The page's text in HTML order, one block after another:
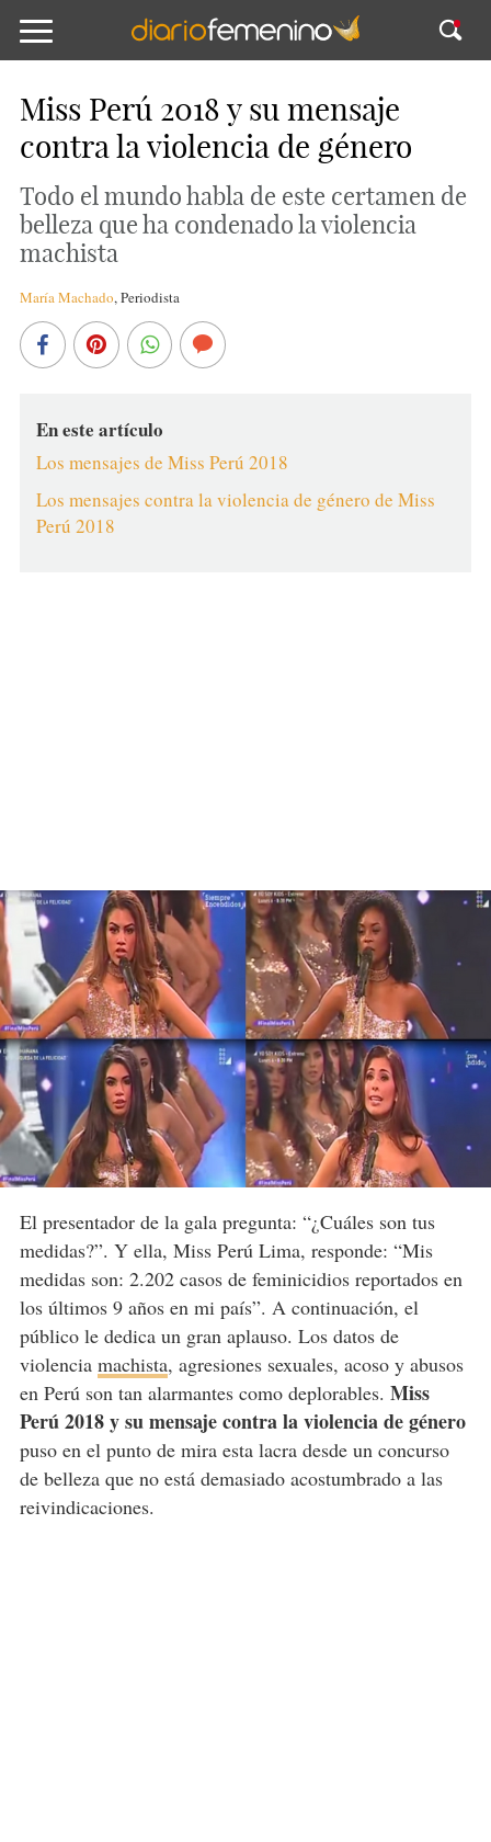
Miss Perú 2018 y su mensaje
contra la violencia de género
Todo el mundo habla de este certamen de
belleza que ha condenado la violencia
machista
María Machado,Periodista
En este artículo
Los mensajes de Miss Perú 2018
Los mensajes contra la violencia de género de Miss
Perú 2018
El presentador de la gala pregunta: “¿Cuáles son tus
medidas?”. Y ella, Miss Perú Lima, responde: “Mis
medidas son: 2.202 casos de feminicidios reportados en
los últimos 9 años en mi país”. A continuación, el
público le dedica un gran aplauso. Los datos de
violencia machista, agresiones sexuales, acoso y abusos
en Perú son tan alarmantes como deplorables. Miss
Perú 2018 y su mensaje contra la violencia de género
puso en el punto de mira esta lacra desde un concurso
de belleza que no está demasiado acostumbrado a las
reivindicaciones.